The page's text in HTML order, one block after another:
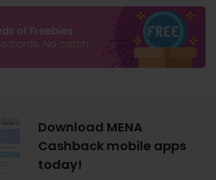
Download MENA
Cashback mobile apps
today!